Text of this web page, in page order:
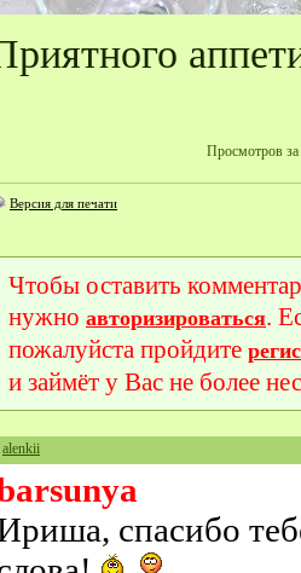
Просмотров за
Версия для печати
Чтобы оставить
нужно авторизироваться.
пожалуйста пройдите
и займёт у Вас не более
alenkii
спасибо